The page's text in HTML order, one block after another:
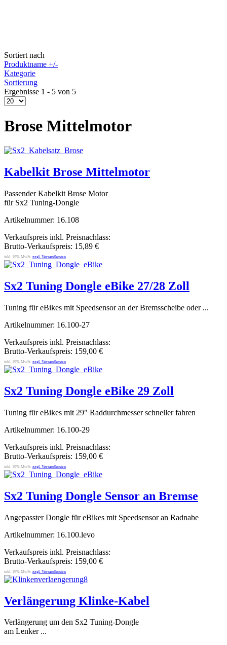
Sortiert nach
Produktname +/-
Kategorie
Sortierung
Ergebnisse 1 - 5 von 5
Brose Mittelmotor
Kabelkit Brose Mittelmotor
Passender Kabelkit Brose Motor
für Sx2 Tuning-Dongle
Artikelnummer: 16.108
Verkaufspreis inkl. Preisnachlass:
Brutto-Verkaufspreis: 15,89 €
inkl. 19% MwSt. zzgl. Versandkosten
Sx2 Tuning Dongle eBike 27/28 Zoll
Tuning für eBikes mit Speedsensor an der Bremsscheibe oder ...
Artikelnummer: 16.100-27
Verkaufspreis inkl. Preisnachlass:
Brutto-Verkaufspreis: 159,00 €
inkl. 19% MwSt. zzgl. Versandkosten
Sx2 Tuning Dongle eBike 29 Zoll
Tuning für eBikes mit 29" Raddurchmesser schneller fahren
Artikelnummer: 16.100-29
Verkaufspreis inkl. Preisnachlass:
Brutto-Verkaufspreis: 159,00 €
inkl. 19% MwSt. zzgl. Versandkosten
Sx2 Tuning Dongle Sensor an Bremse
Angepasster Dongle für eBikes mit Speedsensor an Radnabe
Artikelnummer: 16.100.levo
Verkaufspreis inkl. Preisnachlass:
Brutto-Verkaufspreis: 159,00 €
inkl. 19% MwSt. zzgl. Versandkosten
Verlängerung Klinke-Kabel
Verlängerung um den Sx2 Tuning-Dongle
am Lenker ...